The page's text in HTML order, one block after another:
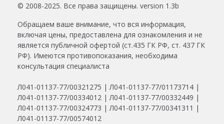
© 2008-2025. Все права защищены. version 1.3b
Обращаем ваше внимание, что вся информация,
включая цены, предоставлена для ознакомления и не
является публичной офертой (ст.435 ГК РФ, ст. 437 ГК
РФ). Имеются противопоказания, необходима
консультация специалиста
Л041-01137-77/00321275 | Л041-01137-77/01173714 |
Л041-01137-77/00334012 | Л041-01137-77/00332449 |
Л041-01137-77/00324773 | Л041-01137-77/00341311 |
Л041-01137-77/00574012